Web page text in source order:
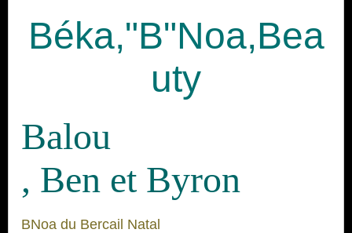
Béka,"B"Noa,Bea
uty
Balou
, Ben et Byron
BNoa du Bercail Natal